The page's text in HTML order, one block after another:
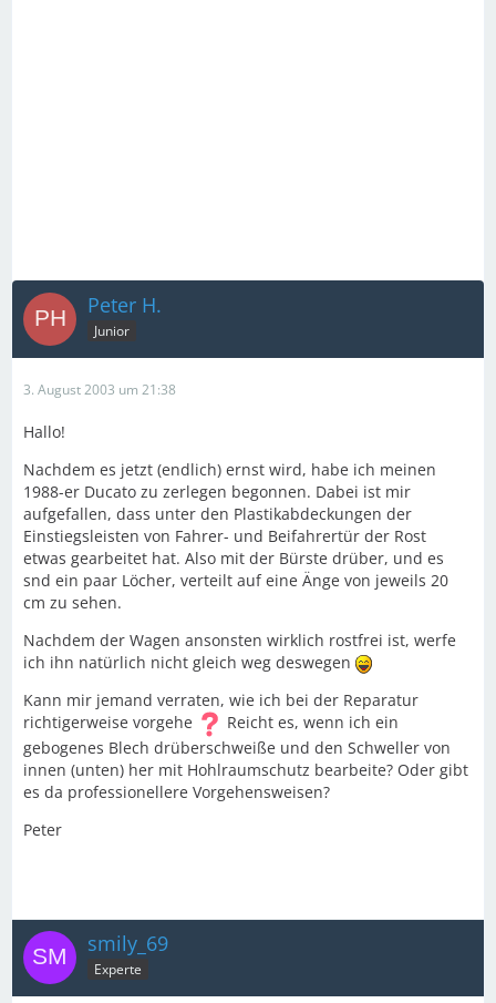
Peter H.
Junior
3. August 2003 um 21:38
Hallo!
Nachdem es jetzt (endlich) ernst wird, habe ich meinen
1988-er Ducato zu zerlegen begonnen. Dabei ist mir
aufgefallen, dass unter den Plastikabdeckungen der
Einstiegsleisten von Fahrer- und Beifahrertür der Rost
etwas gearbeitet hat. Also mit der Bürste drüber, und es
snd ein paar Löcher, verteilt auf eine Änge von jeweils 20
cm zu sehen.
Nachdem der Wagen ansonsten wirklich rostfrei ist, werfe
ich ihn natürlich nicht gleich weg deswegen
Kann mir jemand verraten, wie ich bei der Reparatur
richtigerweise vorgehe
Reicht es, wenn ich ein
gebogenes Blech drüberschweiße und den Schweller von
innen (unten) her mit Hohlraumschutz bearbeite? Oder gibt
es da professionellere Vorgehensweisen?
Peter
smily_69
Experte